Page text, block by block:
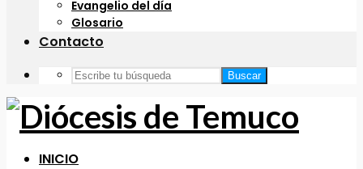
Evangelio del día
Glosario
Contacto
Buscar
INICIO